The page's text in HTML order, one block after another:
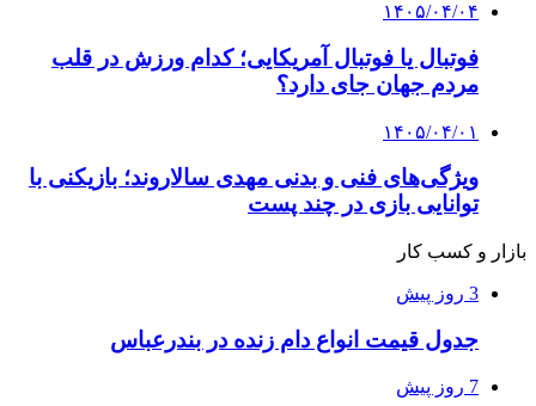
۱۴۰۵/۰۴/۰۴
فوتبال یا فوتبال آمریکایی؛ کدام ورزش در قلب
مردم جهان جای دارد؟
۱۴۰۵/۰۴/۰۱
ویژگی‌های فنی و بدنی مهدی سالاروند؛ بازیکنی با
توانایی بازی در چند پست
بازار و کسب کار
3 روز پیش
جدول قیمت انواع دام زنده در بندرعباس
7 روز پیش